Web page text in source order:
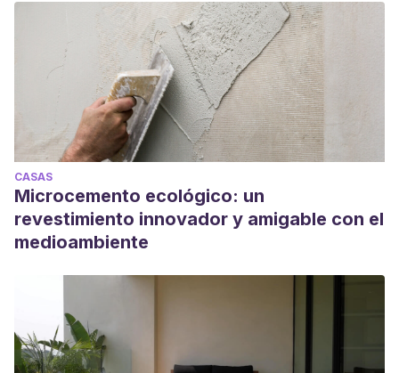
CASAS
Microcemento ecológico: un
revestimiento innovador y amigable con el
medioambiente